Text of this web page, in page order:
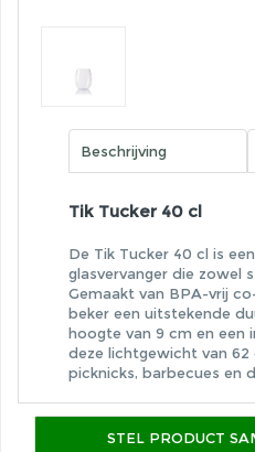
Beschrijving
Tik Tucker 40 cl
De Tik Tucker 40 cl is
glasvervanger die zowel
Gemaakt van BPA-vrij
beker een uitstekende
hoogte van 9 cm en een
deze lichtgewicht van 62
picknicks, barbecues en
STEL PRODUCT